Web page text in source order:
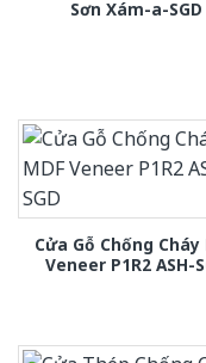
Sơn Xám-a-SGD
Cửa Gỗ Chống Cháy
Veneer P1R2 ASH-